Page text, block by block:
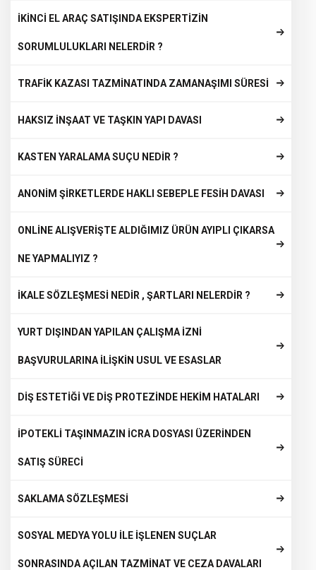
İKİNCİ EL ARAÇ SATIŞINDA EKSPERTİZİN
SORUMLULUKLARI NELERDİR ?
TRAFİK KAZASI TAZMİNATINDA ZAMANAŞIMI SÜRESİ
HAKSIZ İNŞAAT VE TAŞKIN YAPI DAVASI
KASTEN YARALAMA SUÇU NEDİR ?
ANONİM ŞİRKETLERDE HAKLI SEBEPLE FESİH DAVASI
ONLİNE ALIŞVERİŞTE ALDIĞIMIZ ÜRÜN AYIPLI ÇIKARSA
NE YAPMALIYIZ ?
İKALE SÖZLEŞMESİ NEDİR , ŞARTLARI NELERDİR ?
YURT DIŞINDAN YAPILAN ÇALIŞMA İZNİ
BAŞVURULARINA İLİŞKİN USUL VE ESASLAR
DİŞ ESTETİĞİ VE DİŞ PROTEZİNDE HEKİM HATALARI
İPOTEKLİ TAŞINMAZIN İCRA DOSYASI ÜZERİNDEN
SATIŞ SÜRECİ
SAKLAMA SÖZLEŞMESİ
SOSYAL MEDYA YOLU İLE İŞLENEN SUÇLAR
SONRASINDA AÇILAN TAZMİNAT VE CEZA DAVALARI